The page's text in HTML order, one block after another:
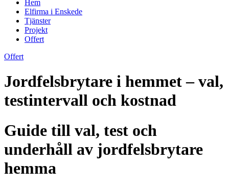
Hem
Elfirma i Enskede
Tjänster
Projekt
Offert
Offert
Jordfelsbrytare i hemmet – val,
testintervall och kostnad
Guide till val, test och
underhåll av jordfelsbrytare
hemma